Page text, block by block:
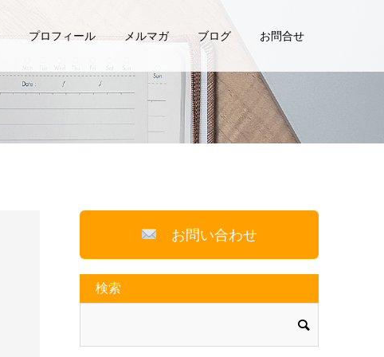
プロフィール メルマガ ブログ お問合せ
お問い合わせ
検索